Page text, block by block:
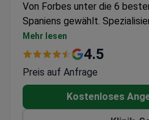
Von Forbes unter die 6
Spaniens gewählt.
Orthopädie und Kardiologie.
Allein im Jahr 2022 wurden
und 93.000
Ausgestattet mit Gamma
Da Vinci Xi und 3-Tesla-
Behandelt Erwachsene
Mehr lesen
4.5
Preis auf Anfrage
Kostenloses